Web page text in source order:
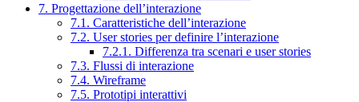
7. Progettazione dell’interazione
7.1. Caratteristiche dell’interazione
7.2. User stories per definire l’interazione
7.2.1. Differenza tra scenari e user stories
7.3. Flussi di interazione
7.4. Wireframe
7.5. Prototipi interattivi